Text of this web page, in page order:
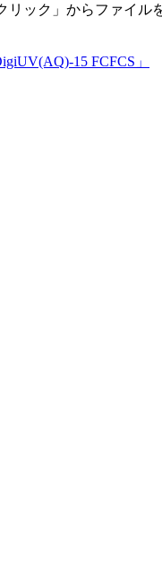
ック」からファイル
15 FCFCS」